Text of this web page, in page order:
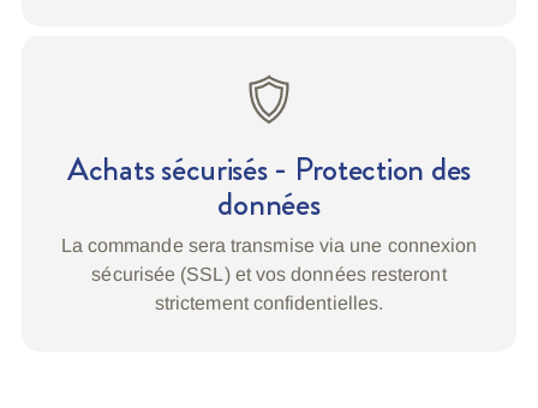
Achats sécurisés - Protection des
données
La commande sera transmise via une connexion
sécurisée (SSL) et vos données resteront
strictement confidentielles.